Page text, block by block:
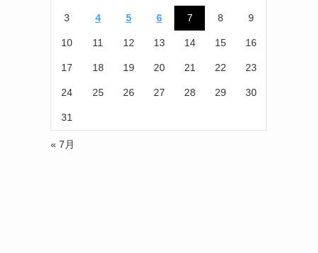
3 4 5 6 7 8 9
10 11 12 13 14 15 16
17 18 19 20 21 22 23
24 25 26 27 28 29 30
31
« 7月